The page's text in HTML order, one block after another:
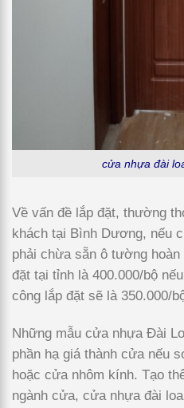
cửa nhựa đài
Về vấn đề lắp đặt, thường
khách tại Bình Dương, nếu
phải chừa sẵn ô tường
đặt tại tỉnh là 400.000/bộ
công lắp đặt sẽ là 350.000/
Những mẫu cửa nhựa Đài
phần hạ giá thành cửa nếu
hoặc cửa nhôm kính. Tạo
ngành cửa, cửa nhựa đài